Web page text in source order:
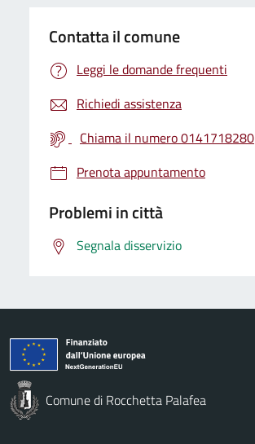
Contatta il comune
Leggi le domande frequenti
Richiedi assistenza
Chiama il numero 0141718280
Prenota appuntamento
Problemi in città
Segnala disservizio
Comune di Rocchetta Palafea